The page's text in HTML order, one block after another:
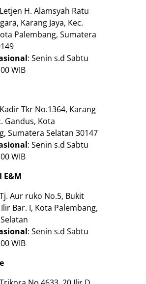
Letjen H. Alamsyah Ratu
Karang Jaya, Kec.
Palembang, Sumatera
: Senin s.d Sabtu
WIB
Kadir Tkr No.1364, Karang
Gandus, Kota
Sumatera Selatan 30147
: Senin s.d Sabtu
WIB
E&M
Tj. Aur ruko No.5, Bukit
Bar. I, Kota Palembang,
: Senin s.d Sabtu
WIB